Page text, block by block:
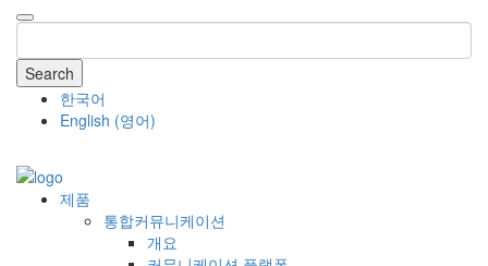
Search
한국어
English (영어)
제품
통합커뮤니케이션
개요